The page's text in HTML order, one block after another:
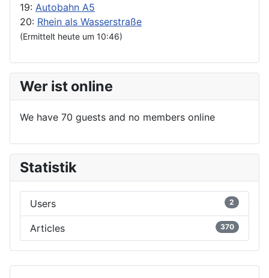
19: Autobahn A5
20: Rhein als Wasserstraße
(Ermittelt heute um 10:46)
Wer ist online
We have 70 guests and no members online
Statistik
Users 2
Articles 370